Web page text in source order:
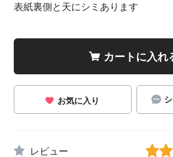
表紙裏側と天にシミあります
カートに入れ
お気に入り
レビュー